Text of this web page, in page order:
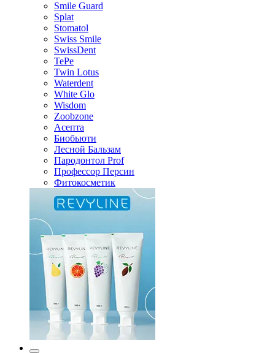
Smile Guard
Splat
Stomatol
Swiss Smile
SwissDent
TePe
Twin Lotus
Waterdent
White Glo
Wisdom
Zoobzone
Асепта
Биобьюти
Лесной Бальзам
Пародонтол Prof
Профессор Персин
Фитокосметик